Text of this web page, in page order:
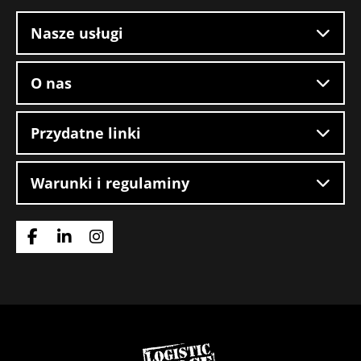
witryny
Nasze usługi
O nas
Przydatne linki
Warunki i regulaminy
Idź
Facebook
Idź
LinkedIn
Idź
Instagram
Wróć